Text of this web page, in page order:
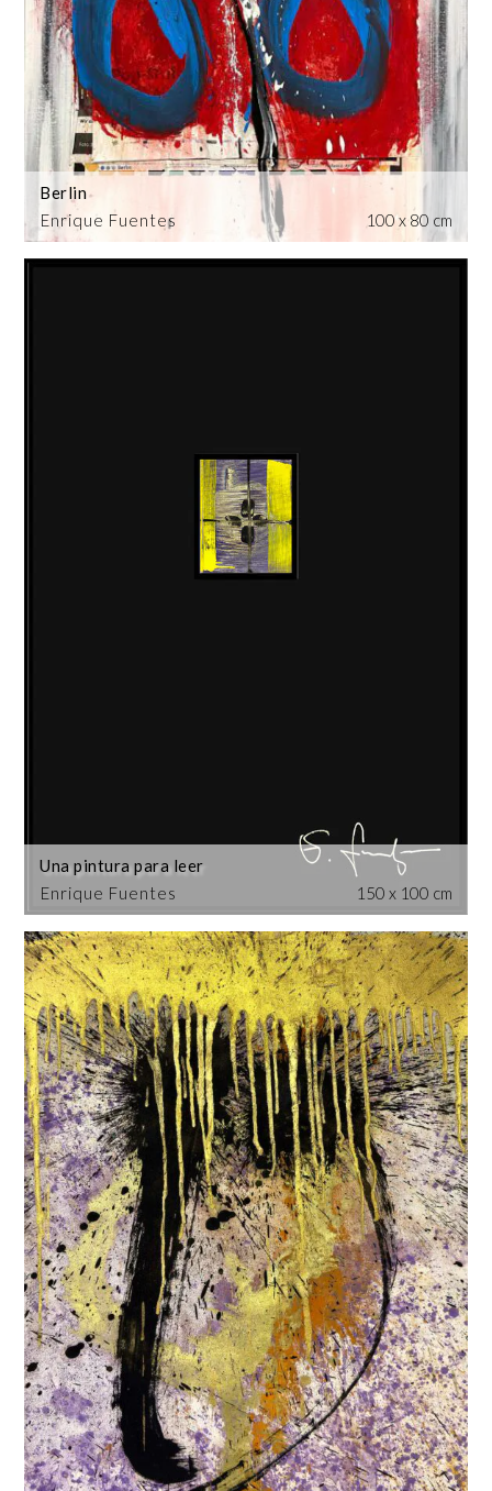
Enrique Fuentes
Berlin
100 x 80 cm
Enrique Fuentes
Una pintura para leer
150 x 100 cm